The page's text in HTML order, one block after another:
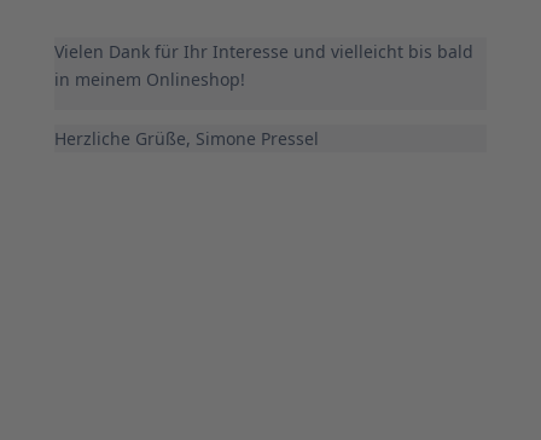
Vielen Dank für Ihr Interesse und vielleicht bis bald
in meinem Onlineshop!
Herzliche Grüße, Simone Pressel